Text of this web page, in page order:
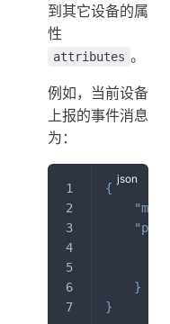
到其它设备的属
性
attributes 。
例如，当前设备
上报的事件消息
为：
{
}
}